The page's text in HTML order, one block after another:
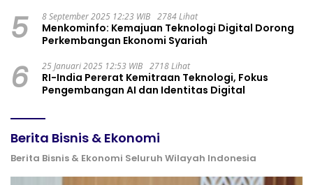
5 8 September 2025 12:23 WIB 2784 Lihat
Menkominfo: Kemajuan Teknologi Digital Dorong
Perkembangan Ekonomi Syariah
6 25 Januari 2025 12:53 WIB 2718 Lihat
RI-India Pererat Kemitraan Teknologi, Fokus
Pengembangan AI dan Identitas Digital
Berita Bisnis & Ekonomi
Berita Bisnis & Ekonomi Seluruh Wilayah Indonesia